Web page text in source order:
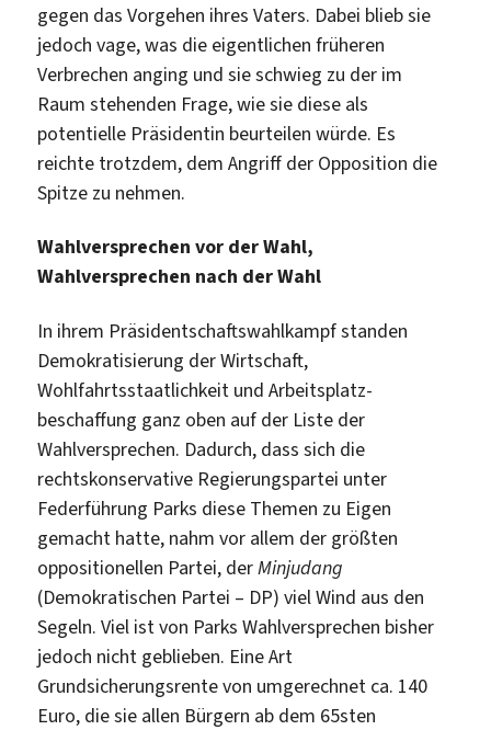
gegen das Vorgehen ihres Vaters. Dabei blieb sie
jedoch vage, was die eigentlichen früheren
Verbrechen anging und sie schwieg zu der im
Raum stehenden Frage, wie sie diese als
potentielle Präsidentin beurteilen würde. Es
reichte trotzdem, dem Angriff der Opposition die
Spitze zu nehmen.
Wahlversprechen vor der Wahl,
Wahlversprechen nach der Wahl
In ihrem Präsidentschaftswahlkampf standen
Demokratisierung der Wirtschaft,
Wohlfahrtsstaatlichkeit und Arbeitsplatz-
beschaffung ganz oben auf der Liste der
Wahlversprechen. Dadurch, dass sich die
rechtskonservative Regierungspartei unter
Federführung Parks diese Themen zu Eigen
gemacht hatte, nahm vor allem der größten
oppositionellen Partei, derMinjudang
(Demokratischen Partei – DP) viel Wind aus den
Segeln. Viel ist von Parks Wahlversprechen bisher
jedoch nicht geblieben. Eine Art
Grundsicherungsrente von umgerechnet ca. 140
Euro, die sie allen Bürgern ab dem 65sten